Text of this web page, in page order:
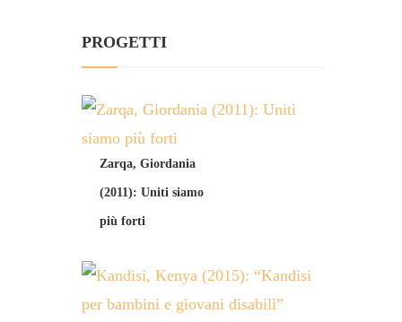
PROGETTI
Zarqa, Giordania
(2011): Uniti siamo
più forti